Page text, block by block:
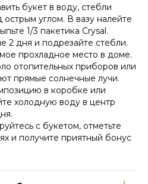
букет в воду, стебли
углом. В вазу налейте
1/3 пакетика Crysal.
2 дня и подрезайте стебли.
прохладное место в доме.
отопительных приборов или
прямые солнечные лучи.
в коробке или
холодную воду в центр
с букетом, отметьте
и получите приятный бонус